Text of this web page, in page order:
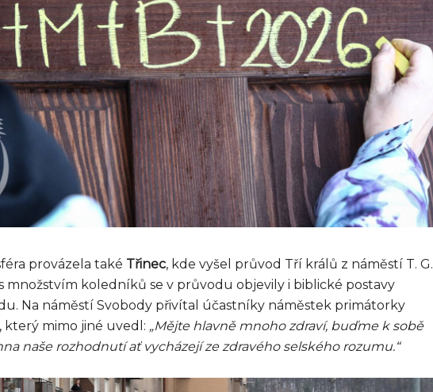
provázela také Třinec, kde vyšel průvod Tří králů z náměstí T. G.
množstvím koledníků se v průvodu objevily i biblické postavy
Na náměstí Svobody přivítal účastníky náměstek primátorky
, který mimo jiné uvedl: „Mějte hlavně mnoho zdraví, buďme k sobě
naše rozhodnutí ať vycházejí ze zdravého selského rozumu.“